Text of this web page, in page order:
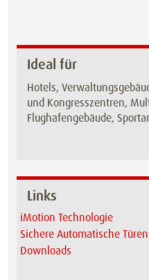
Ideal für
Hotels,
und Kongresszentren,
Flughafengebäude,
Links
iMotion Technologie
Sichere Automatische Türen
Downloads